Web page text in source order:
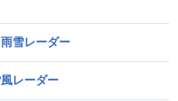
雨雪レーダー
風レーダー